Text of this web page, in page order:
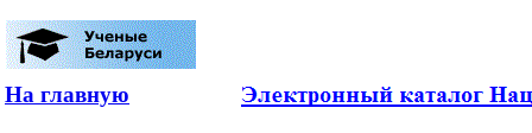
На главную